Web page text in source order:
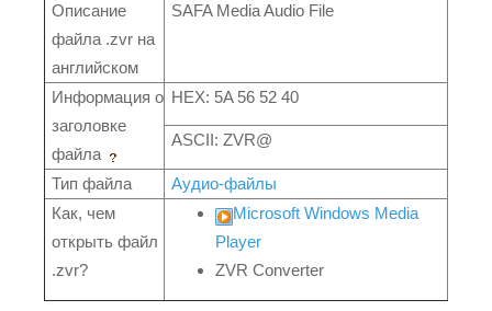
Описание
файла .zvr на
английском
SAFA Media Audio File
Информация о
заголовке
файла
HEX: 5A 56 52 40
ASCII: ZVR@
Тип файла
Аудио-файлы
Как, чем
открыть файл
.zvr?
Microsoft Windows Media
Player
ZVR Converter